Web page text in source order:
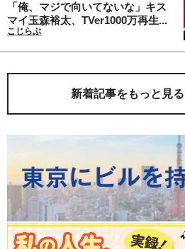
「俺、マジで向いてないな」キス
マイ玉森裕太、TVer1000万再生...
こじらぶ
新着記事をもっと見る